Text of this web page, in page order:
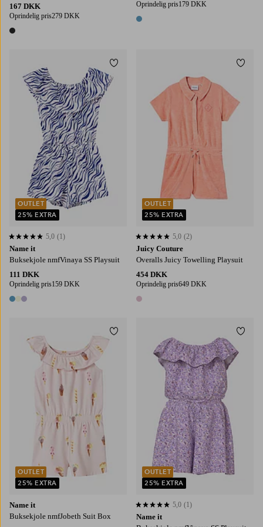
167 DKK
Oprindelig pris279 DKK
1 farve
Oprindelig pris179 DKK
1 farve
Name it
Buksekjole nmfVinaya SS Playsuit
111 DKK
Oprindelig pris159 DKK
3 farver
5,0 baseret på 1 bedømmelser
5,0 (1)
OUTLET
25% EXTRA
Tilføj til favoritter
Juicy Couture
Overalls Juicy Towelling Playsuit
454 DKK
Oprindelig pris649 DKK
1 farve
5,0 baseret på 2 bedømmelser
5,0 (2)
OUTLET
25% EXTRA
Name it
Buksekjole nmfJobeth Suit Box
OUTLET
25% EXTRA
Tilføj til favoritter
Name it
5,0 baseret på 1 bedømmelser
5,0 (1)
OUTLET
25% EXTRA